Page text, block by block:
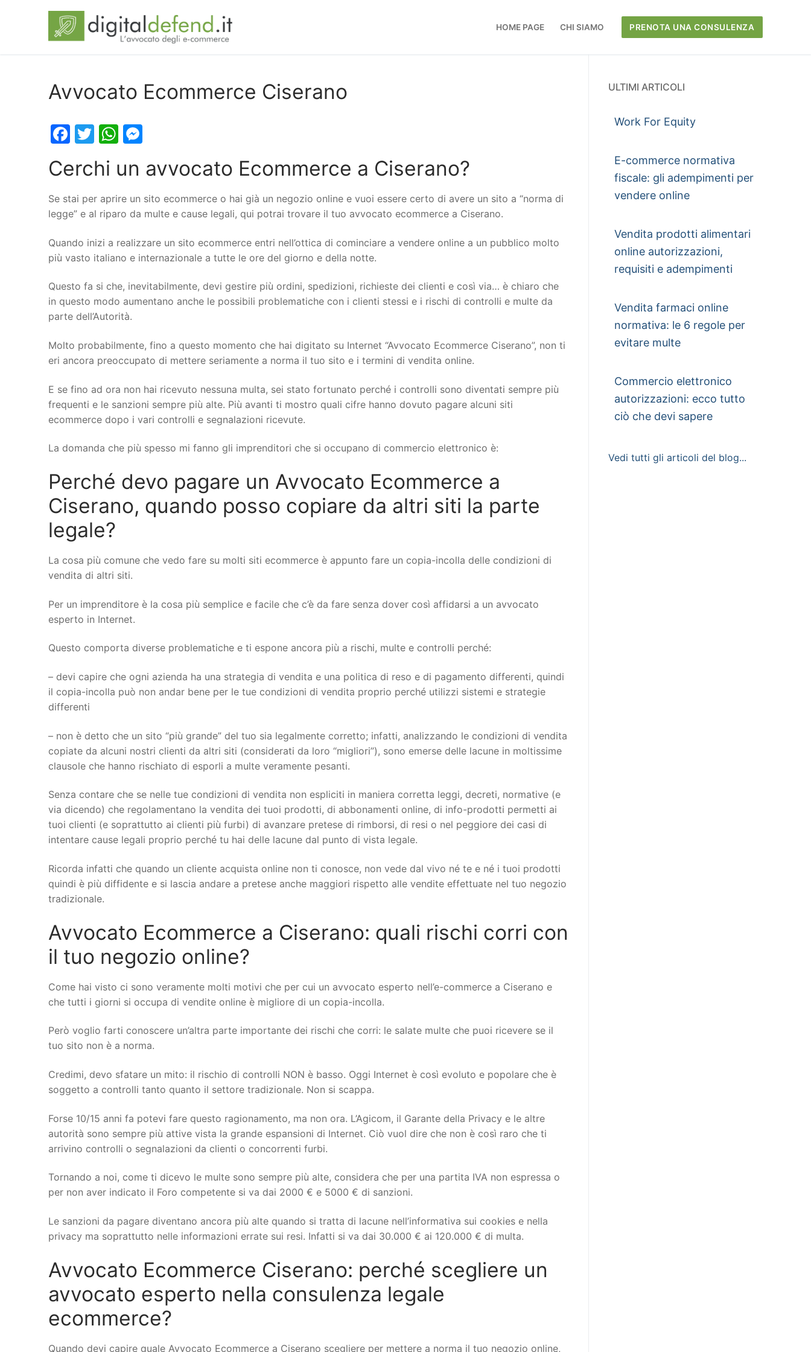
HOME PAGE CHI SIAMO PRENOTA UNA CONSULENZA
Avvocato Ecommerce Ciserano
Facebook
TwitterWhatsApp
Cerchi un avvocato Ecommerce a Ciserano?
Se stai per aprire un sito ecommerce o hai già un negozio online e vuoi essere certo di avere un sito a “norma di
legge” e al riparo da multe e cause legali, qui potrai trovare il tuo avvocato ecommerce a Ciserano.
Quando inizi a realizzare un sito ecommerce entri nell’ottica di cominciare a vendere online a un pubblico molto
più vasto italiano e internazionale a tutte le ore del giorno e della notte.
Questo fa si che, inevitabilmente, devi gestire più ordini, spedizioni, richieste dei clienti e così via… è chiaro che
in questo modo aumentano anche le possibili problematiche con i clienti stessi e i rischi di controlli e multe da
parte dell’Autorità.
Molto probabilmente, fino a questo momento che hai digitato su Internet “Avvocato Ecommerce Ciserano”, non ti
eri ancora preoccupato di mettere seriamente a norma il tuo sito e i termini di vendita online.
E se fino ad ora non hai ricevuto nessuna multa, sei stato fortunato perché i controlli sono diventati sempre più
frequenti e le sanzioni sempre più alte. Più avanti ti mostro quali cifre hanno dovuto pagare alcuni siti
ecommerce dopo i vari controlli e segnalazioni ricevute.
La domanda che più spesso mi fanno gli imprenditori che si occupano di commercio elettronico è:
Perché devo pagare un Avvocato Ecommerce a
Ciserano, quando posso copiare da altri siti la parte
legale?
La cosa più comune che vedo fare su molti siti ecommerce è appunto fare un copia-incolla delle condizioni di
vendita di altri siti.
Per un imprenditore è la cosa più semplice e facile che c’è da fare senza dover così affidarsi a un avvocato
esperto in Internet.
Questo comporta diverse problematiche e ti espone ancora più a rischi, multe e controlli perché:
– devi capire che ogni azienda ha una strategia di vendita e una politica di reso e di pagamento differenti, quindi
il copia-incolla può non andar bene per le tue condizioni di vendita proprio perché utilizzi sistemi e strategie
differenti
– non è detto che un sito “più grande” del tuo sia legalmente corretto; infatti, analizzando le condizioni di vendita
copiate da alcuni nostri clienti da altri siti (considerati da loro “migliori”), sono emerse delle lacune in moltissime
clausole che hanno rischiato di esporli a multe veramente pesanti.
Senza contare che se nelle tue condizioni di vendita non espliciti in maniera corretta leggi, decreti, normative (e
via dicendo) che regolamentano la vendita dei tuoi prodotti, di abbonamenti online, di info-prodotti permetti ai
tuoi clienti (e soprattutto ai clienti più furbi) di avanzare pretese di rimborsi, di resi o nel peggiore dei casi di
intentare cause legali proprio perché tu hai delle lacune dal punto di vista legale.
Ricorda infatti che quando un cliente acquista online non ti conosce, non vede dal vivo né te e né i tuoi prodotti
quindi è più diffidente e si lascia andare a pretese anche maggiori rispetto alle vendite effettuate nel tuo negozio
tradizionale.
Avvocato Ecommerce a Ciserano: quali rischi corri con
il tuo negozio online?
Come hai visto ci sono veramente molti motivi che per cui un avvocato esperto nell’e-commerce a Ciserano e
che tutti i giorni si occupa di vendite online è migliore di un copia-incolla.
Però voglio farti conoscere un’altra parte importante dei rischi che corri: le salate multe che puoi ricevere se il
tuo sito non è a norma.
Credimi, devo sfatare un mito: il rischio di controlli NON è basso. Oggi Internet è così evoluto e popolare che è
soggetto a controlli tanto quanto il settore tradizionale. Non si scappa.
Forse 10/15 anni fa potevi fare questo ragionamento, ma non ora. L’Agicom, il Garante della Privacy e le altre
autorità sono sempre più attive vista la grande espansioni di Internet. Ciò vuol dire che non è così raro che ti
arrivino controlli o segnalazioni da clienti o concorrenti furbi.
Tornando a noi, come ti dicevo le multe sono sempre più alte, considera che per una partita IVA non espressa o
per non aver indicato il Foro competente si va dai 2000 € e 5000 € di sanzioni.
Le sanzioni da pagare diventano ancora più alte quando si tratta di lacune nell’informativa sui cookies e nella
privacy ma soprattutto nelle informazioni errate sui resi. Infatti si va dai 30.000 € ai 120.000 € di multa.
Avvocato Ecommerce Ciserano: perché scegliere un
avvocato esperto nella consulenza legale
ecommerce?
Quando devi capire quale Avvocato Ecommerce a Ciserano scegliere per mettere a norma il tuo negozio online,
ULTIMI ARTICOLI
Work For Equity
E-commerce normativa
fiscale: gli adempimenti per
vendere online
Vendita prodotti alimentari
online autorizzazioni,
requisiti e adempimenti
Vendita farmaci online
normativa: le 6 regole per
evitare multe
Commercio elettronico
autorizzazioni: ecco tutto
ciò che devi sapere
Vedi tutti gli articoli del blog...